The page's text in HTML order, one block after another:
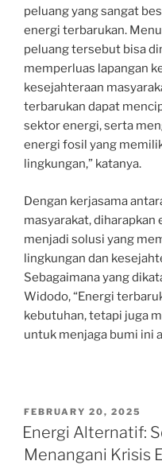
peluang yang sangat
energi terbarukan.
peluang tersebut bisa
memperluas lapangan
kesejahteraan
terbarukan dapat
sektor energi, serta
energi fosil yang
lingkungan,” katanya.
Dengan kerjasama
masyarakat,
menjadi solusi yang
lingkungan dan
Sebagaimana yang
Widodo, “Energi
kebutuhan, tetapi juga
untuk menjaga bumi ini
POSTED
ON
FEBRUARY 20, 2025
Energi Alternatif:
Menangani Krisis